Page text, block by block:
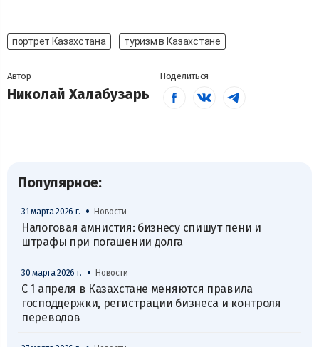
портрет Казахстана туризм в Казахстане
Автор
Николай Халабузарь
Поделиться
Популярное:
31 марта 2026 г. • Новости
Налоговая амнистия: бизнесу спишут пени и
штрафы при погашении долга
30 марта 2026 г. • Новости
С 1 апреля в Казахстане меняются правила
господдержки, регистрации бизнеса и контроля
переводов